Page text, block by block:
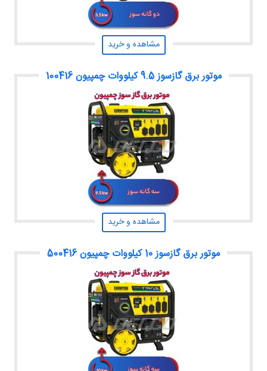
مشاهده و خرید
موتور برق گازسوز 9.5 کیلووات چمپیون 100416
مشاهده و خرید
موتور برق گازسوز 10 کیلووات چمپیون 500416